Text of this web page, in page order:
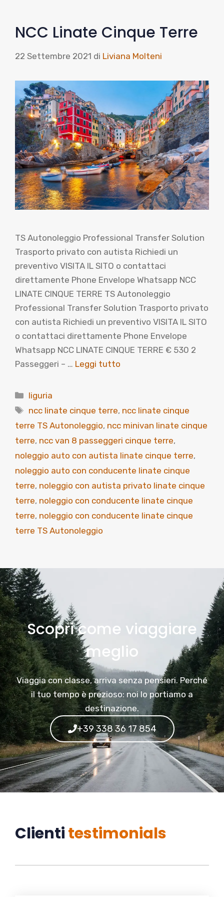
NCC Linate Cinque Terre
22 Settembre 2021 di Liviana Molteni
TS Autonoleggio Professional Transfer Solution
Trasporto privato con autista Richiedi un
preventivo VISITA IL SITO o contattaci
direttamente Phone Envelope Whatsapp NCC
LINATE CINQUE TERRE TS Autonoleggio
Professional Transfer Solution Trasporto privato
con autista Richiedi un preventivo VISITA IL SITO
o contattaci direttamente Phone Envelope
Whatsapp NCC LINATE CINQUE TERRE € 530 2
Passeggeri – … Leggi tutto
Categorie
liguria
Tag
ncc linate cinque terre, ncc linate cinque
terre TS Autonoleggio, ncc minivan linate cinque
terre, ncc van 8 passeggeri cinque terre,
noleggio auto con autista linate cinque terre,
noleggio auto con conducente linate cinque
terre, noleggio con autista privato linate cinque
terre, noleggio con conducente linate cinque
terre, noleggio con conducente linate cinque
terre TS Autonoleggio
Scopri come viaggiare
meglio
Viaggia con classe, arriva senza pensieri. Perché
il tuo tempo è prezioso: noi lo portiamo a
destinazione.
+39 338 36 17 854
Clientitestimonials